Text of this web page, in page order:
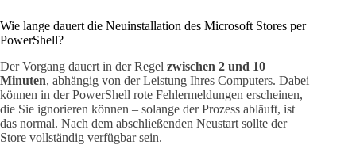
Wie lange dauert die Neuinstallation des Microsoft Stores per
PowerShell?
Der Vorgang dauert in der Regel zwischen 2 und 10
Minuten, abhängig von der Leistung Ihres Computers. Dabei
können in der PowerShell rote Fehlermeldungen erscheinen,
die Sie ignorieren können – solange der Prozess abläuft, ist
das normal. Nach dem abschließenden Neustart sollte der
Store vollständig verfügbar sein.